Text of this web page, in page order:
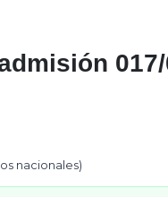
nacionales)